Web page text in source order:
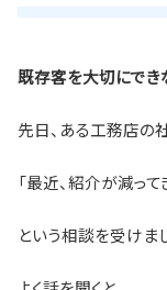
既存客を大切にでき
先日、ある工務店の
「最近、紹介が減って
という相談を受けま